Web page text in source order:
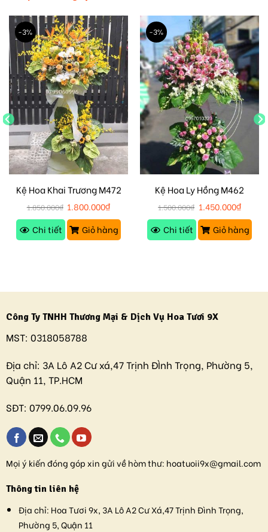
-3%
Kệ Hoa Khai Trương M472
1.850.000₫ 1.800.000₫
Chi tiết
Giỏ hàng
-3%
Kệ Hoa Ly Hồng M462
1.500.000₫ 1.450.000₫
Chi tiết
Giỏ hàng
Công Ty TNHH Thương Mại & Dịch Vụ Hoa Tươi 9X
MST: 0318058788
Địa chỉ: 3A Lô A2 Cư xá,47 Trịnh ĐÌnh Trọng, Phường 5,
Quận 11, TP.HCM
SĐT: 0799.06.09.96
Mọi ý kiến đóng góp xin gửi về hòm thư: hoatuoii9x@gmail.com
Thông tin liên hệ
Địa chỉ: Hoa Tươi 9x, 3A Lô A2 Cư Xá,47 Trịnh Đình Trọng,
Phường 5, Quận 11